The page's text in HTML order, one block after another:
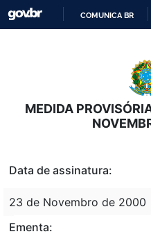
COMUNICA BR
MEDIDA
Data de assinatura:
23 de Novembro de 2000
Ementa: